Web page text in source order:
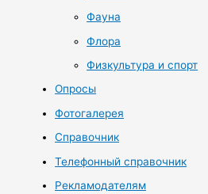
Фауна
Флора
Физкультура и спорт
Опросы
Фотогалерея
Справочник
Телефонный справочник
Рекламодателям